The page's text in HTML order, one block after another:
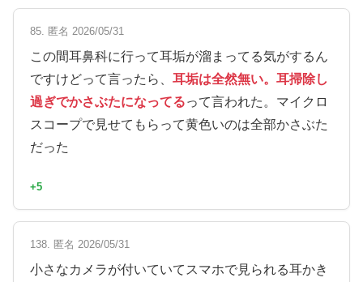
85. 匿名 2026/05/31
この間耳鼻科に行って耳垢が溜まってる気がするん
ですけどって言ったら、 耳垢は全然無い。耳掃除し
過ぎでかさぶたになってるって言われた。マイクロ
スコープで見せてもらって黄色いのは全部かさぶた
だった
+5
138. 匿名 2026/05/31
小さなカメラが付いていてスマホで見られる耳かき